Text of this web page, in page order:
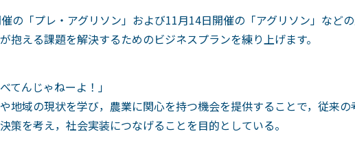
の「プレ・アグリソン」および11月14日開催の「アグリソン」など
える課題を解決するためのビジネスプランを練り上げます。
んじゃねーよ！」
地域の現状を学び，農業に関心を持つ機会を提供することで，従来
策を考え，社会実装につなげることを目的としている。